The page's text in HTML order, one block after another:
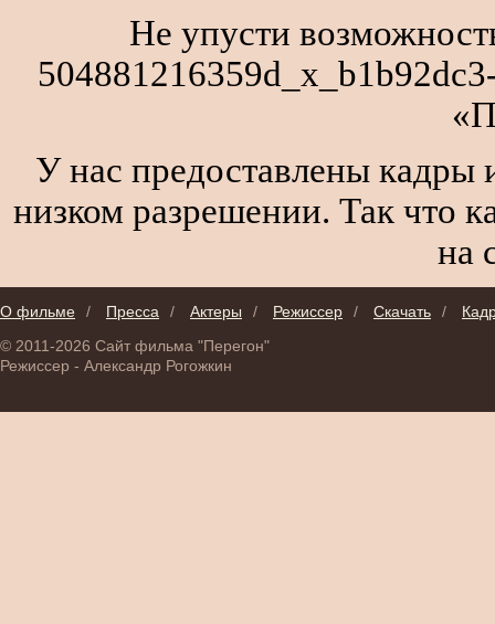
Не упусти
У нас предоставлены кадры
низком разрешении. Так что
на
О фильме / Пресса / Актеры / Режиссер / Скачать /
© 2011-2026 Сайт фильма "Перегон"
Режиссер - Александр Рогожкин